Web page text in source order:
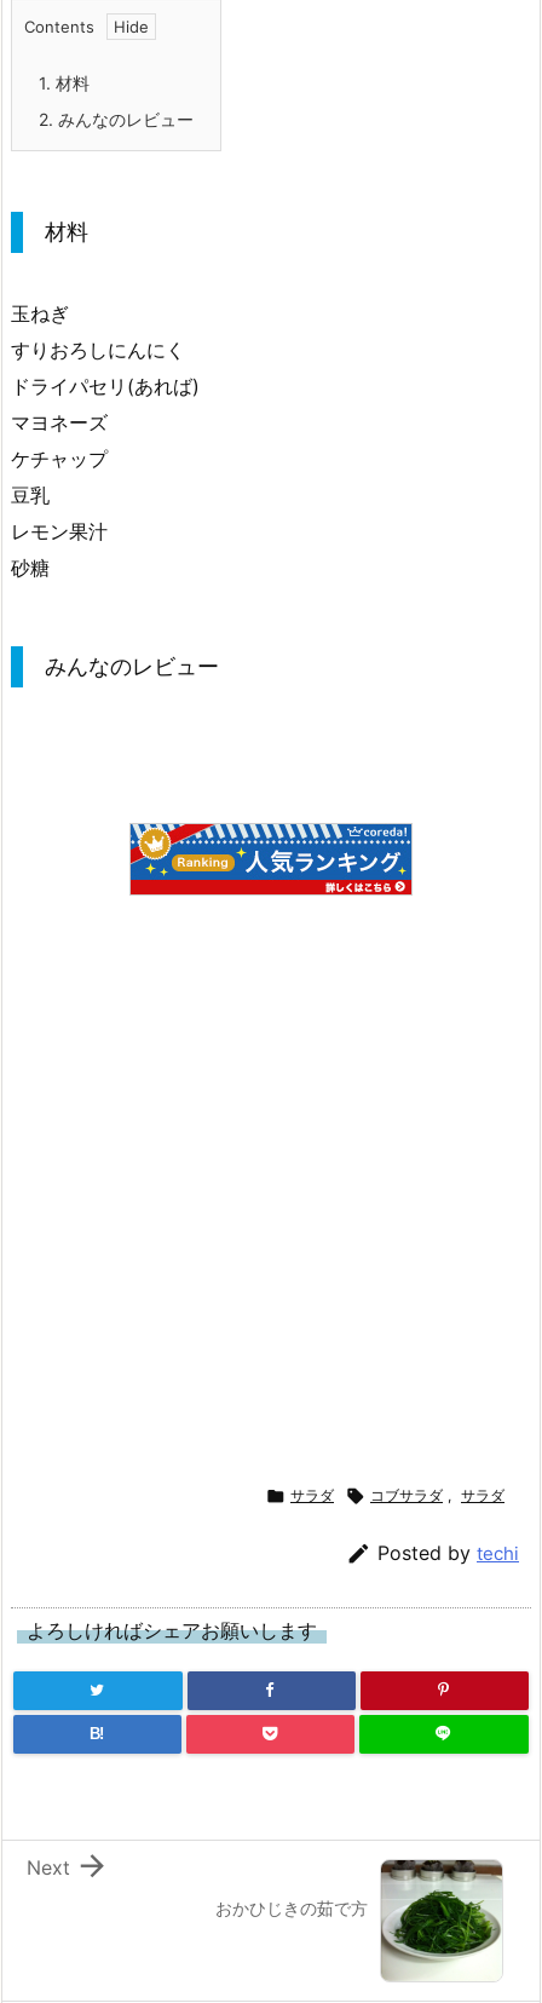
Contents
1. 材料
2. みんなのレビュー
材料
玉ねぎ
すりおろしにんにく
ドライパセリ(あれば)
マヨネーズ
ケチャップ
豆乳
レモン果汁
砂糖
みんなのレビュー
 サラダ  コブサラダ , サラダ
 Posted by techi
よろしければシェアお願いします
B!
おかひじきの茹で方

Next